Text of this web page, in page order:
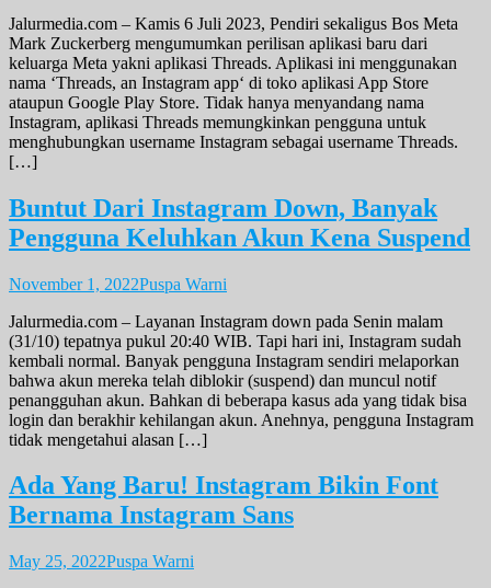
Jalurmedia.com – Kamis 6 Juli 2023, Pendiri sekaligus Bos Meta
Mark Zuckerberg mengumumkan perilisan aplikasi baru dari
keluarga Meta yakni aplikasi Threads. Aplikasi ini menggunakan
nama ‘Threads, an Instagram app‘ di toko aplikasi App Store
ataupun Google Play Store. Tidak hanya menyandang nama
Instagram, aplikasi Threads memungkinkan pengguna untuk
menghubungkan username Instagram sebagai username Threads.
[…]
Buntut Dari Instagram Down, Banyak
Pengguna Keluhkan Akun Kena Suspend
November 1, 2022Puspa Warni
Jalurmedia.com – Layanan Instagram down pada Senin malam
(31/10) tepatnya pukul 20:40 WIB. Tapi hari ini, Instagram sudah
kembali normal. Banyak pengguna Instagram sendiri melaporkan
bahwa akun mereka telah diblokir (suspend) dan muncul notif
penangguhan akun. Bahkan di beberapa kasus ada yang tidak bisa
login dan berakhir kehilangan akun. Anehnya, pengguna Instagram
tidak mengetahui alasan […]
Ada Yang Baru! Instagram Bikin Font
Bernama Instagram Sans
May 25, 2022Puspa Warni